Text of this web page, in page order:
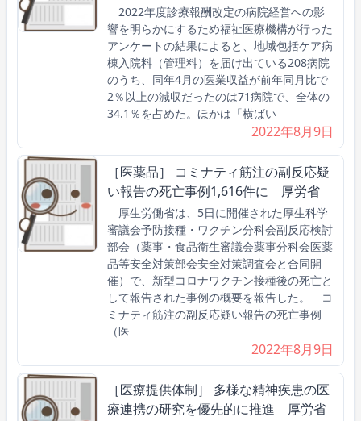
2022年度診療報酬改定の病院経営への影
響を明らかにするため福祉医療機構が行った
アンケートの結果によると、地域包括ケア病
棟入院料（管理料）を届け出ている208病院
のうち、同年4月の医業収益が前年同月比で
2％以上の減収だったのは71病院で、全体の
34.1％を占めた。ほかは「横ばい
2022年8月9日
［医薬品］ コミナティ筋注の副反応疑
い報告の死亡事例1,616件に 厚労省
厚生労働省は、5日に開催された厚生科学
審議会予防接種・ワクチン分科会副反応検討
部会（薬事・食品衛生審議会薬事分科会医薬
品等安全対策部会安全対策調査会と合同開
催）で、新型コロナワクチン接種後の死亡と
して報告された事例の概要を報告した。 コ
ミナティ筋注の副反応疑い報告の死亡事例
（医
2022年8月9日
［医療提供体制］ 多様な精神疾患の医
療連携の研究を優先的に推進 厚労省